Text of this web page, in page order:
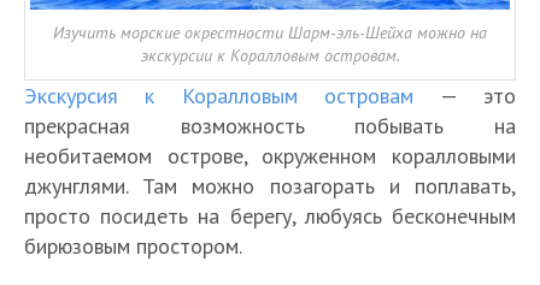
Изучить морские окрестности Шарм-эль-Шейха можно на
экскурсии к Коралловым островам.
Экскурсия к Коралловым островам — это
прекрасная возможность побывать на
необитаемом острове, окруженном коралловыми
джунглями. Там можно позагорать и поплавать,
просто посидеть на берегу, любуясь бесконечным
бирюзовым простором.